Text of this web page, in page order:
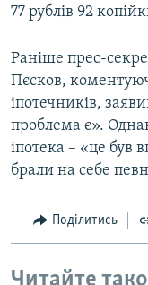
77 рублів 92
Раніше прес-
Пєсков,
іпотечників,
проблема є».
іпотека – «це був
брали на себе
Поділитись
Читайте